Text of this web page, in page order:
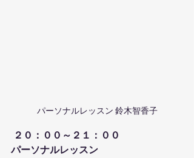
パーソナルレッスン 鈴木智香子
２０：００～２１：００
パーソナルレッスン